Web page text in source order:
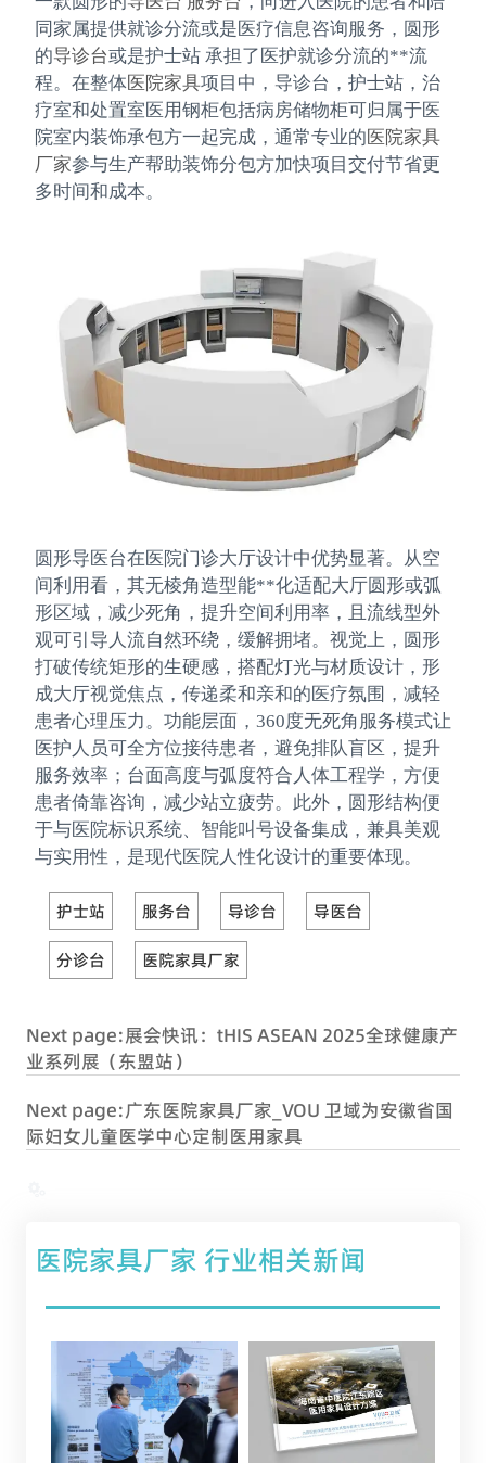
同家属提供就诊分流或是医疗信息咨询服务，圆形
的导诊台或是护士站 承担了医护就诊分流的**流
程。在整体医院家具项目中，导诊台，护士站，治
疗室和处置室医用钢柜包括病房储物柜可归属于医
院室内装饰承包方一起完成，通常专业的 医院家具
厂家参与生产帮助装饰分包方加快项目交付节省更
多时间和成本。
圆形导医台在医院门诊大厅设计中优势显著。从空
间利用看，其无棱角造型能**化适配大厅圆形或弧
形区域，减少死角，提升空间利用率，且流线型外
观可引导人流自然环绕，缓解拥堵。视觉上，圆形
打破传统矩形的生硬感，搭配灯光与材质设计，形
成大厅视觉焦点，传递柔和亲和的医疗氛围，减轻
患者心理压力。功能层面，360度无死角服务模式让
医护人员可全方位接待患者，避免排队盲区，提升
服务效率；台面高度与弧度符合人体工程学，方便
患者倚靠咨询，减少站立疲劳。此外，圆形结构便
于与医院标识系统、智能叫号设备集成，兼具美观
与实用性，是现代医院人性化设计的重要体现。
护士站 服务台 导诊台 导医台
分诊台 医院家具厂家
Next page:展会快讯：tHIS ASEAN 2025全球健康产
业系列展（东盟站）
Next page:广东医院家具厂家_VOU 卫域为安徽省国
际妇女儿童医学中心定制医用家具
医院家具厂家 行业相关新闻